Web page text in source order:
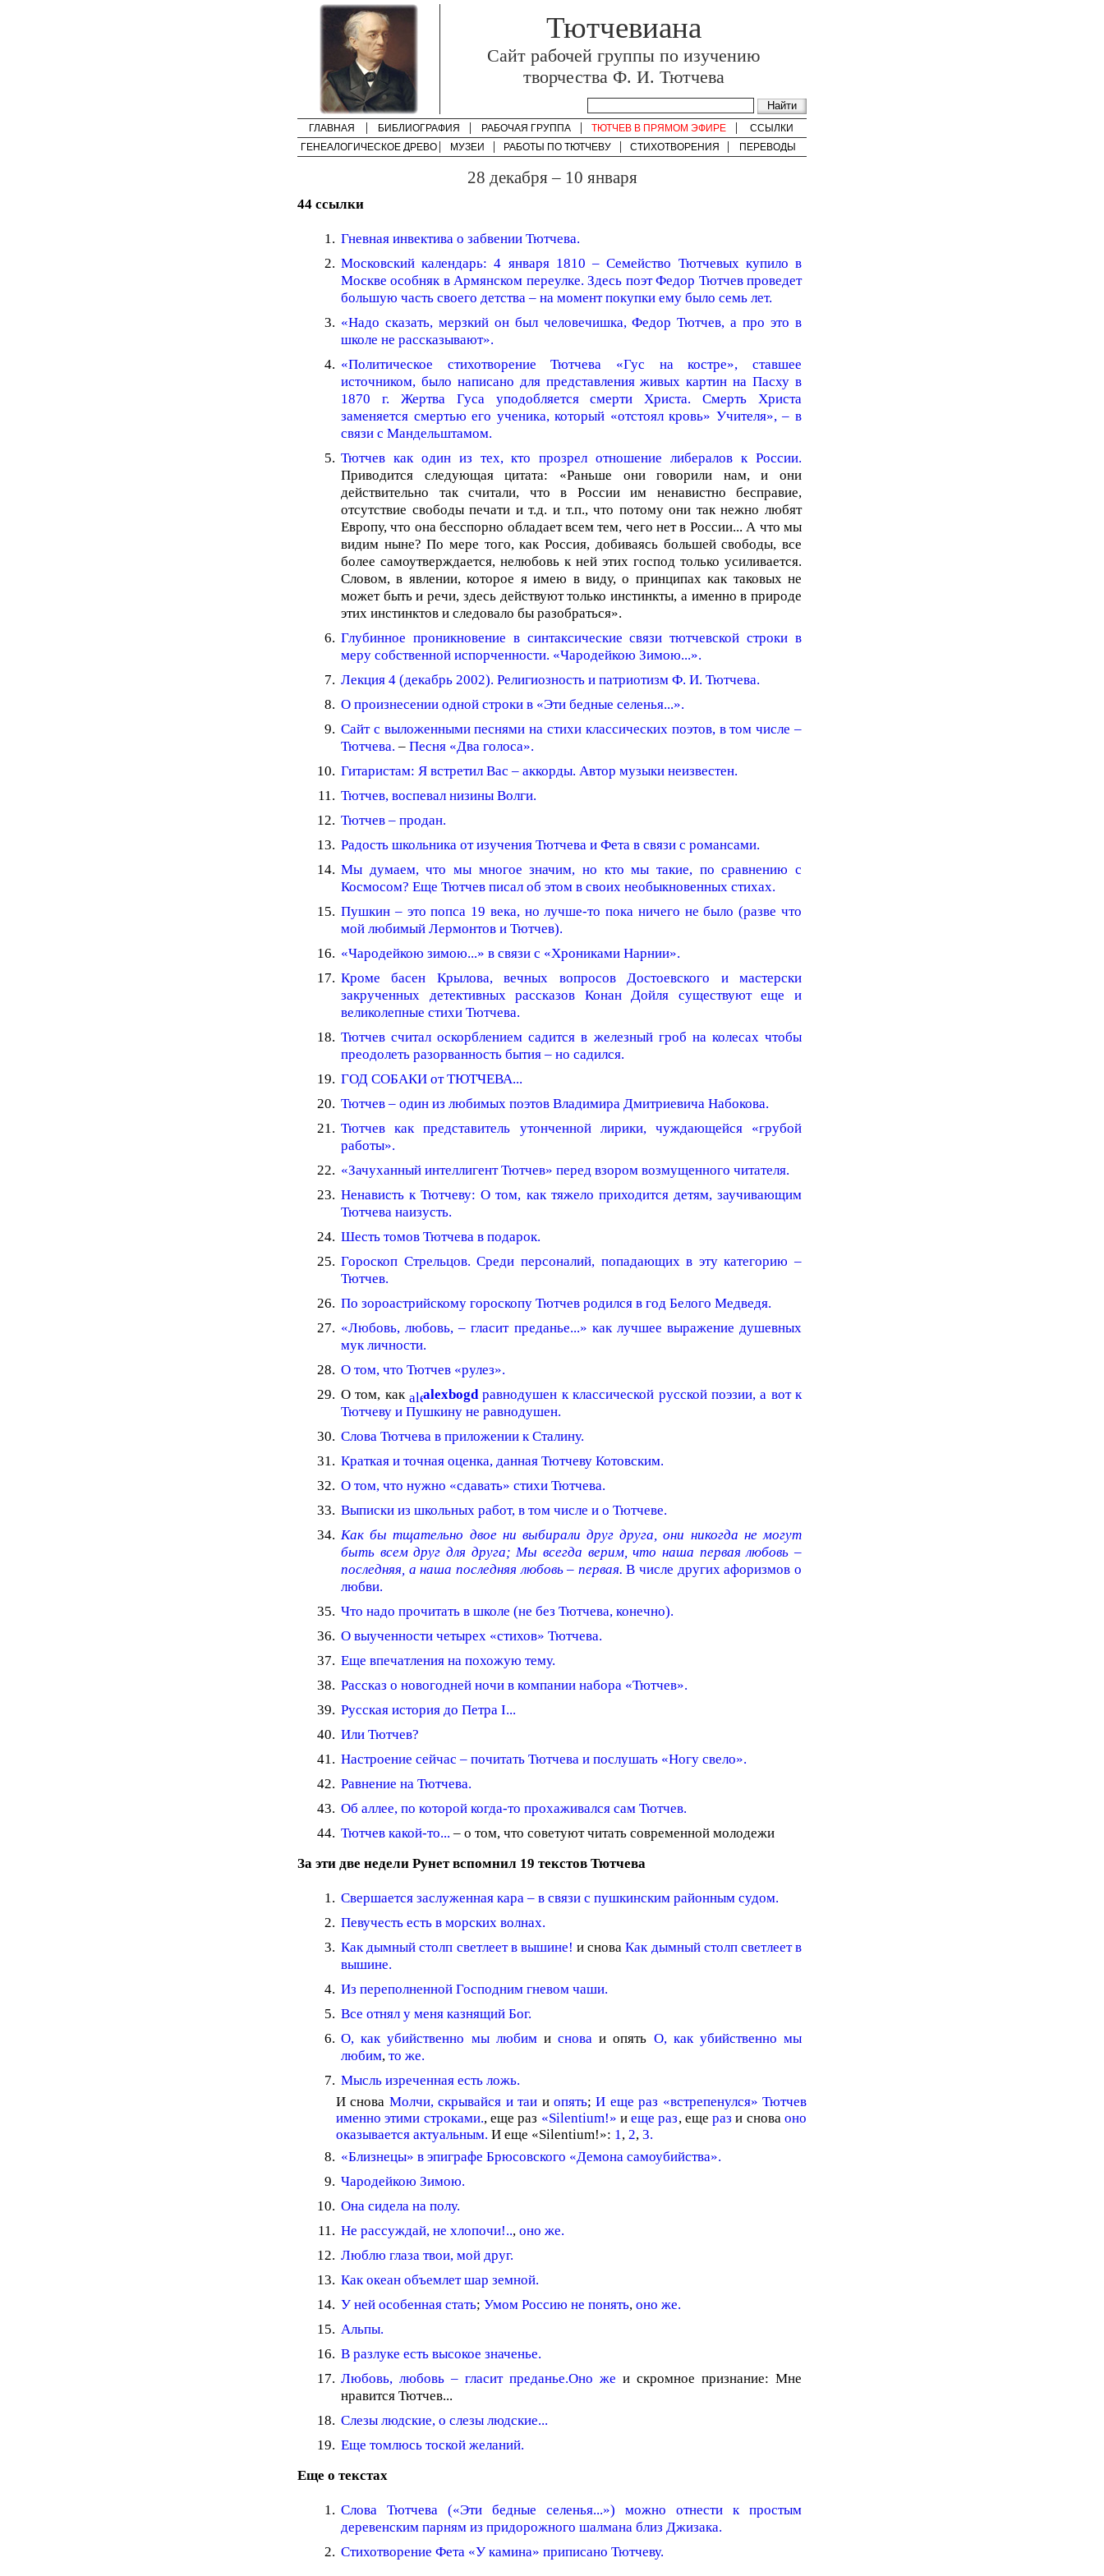
Тютчевиана
Cайт рабочей группы по изучению
творчества Ф. И. Тютчева
ГЛАВНАЯ БИБЛИОГРАФИЯ РАБОЧАЯ ГРУППА ТЮТЧЕВ В ПРЯМОМ ЭФИРЕ
ССЫЛКИ
ГЕНЕАЛОГИЧЕСКОЕ ДРЕВО
МУЗЕИ РАБОТЫ ПО ТЮТЧЕВУ СТИХОТВОРЕНИЯ ПЕРЕВОДЫ
28 декабря – 10 января
44 ссылки
Гневная инвектива о забвении Тютчева.
Московский календарь: 4 января 1810 – Семейство Тютчевых купило в
Москве особняк в Армянском переулке. Здесь поэт Федор Тютчев проведет
большую часть своего детства – на момент покупки ему было семь лет.
«Надо сказать, мерзкий он был человечишка, Федор Тютчев, а про это в
школе не рассказывают».
«Политическое стихотворение Тютчева «Гус на костре», ставшее
источником, было написано для представления живых картин на Пасху в
1870 г. Жертва Гуса уподобляется смерти Христа. Смерть Христа
заменяется смертью его ученика, который «отстоял кровь» Учителя», – в
связи с Мандельштамом.
Тютчев как один из тех, кто прозрел отношение либералов к России.
Приводится следующая цитата: «Раньше они говорили нам, и они
действительно так считали, что в России им ненавистно бесправие,
отсутствие свободы печати и т.д. и т.п., что потому они так нежно любят
Европу, что она бесспорно обладает всем тем, чего нет в России... А что мы
видим ныне? По мере того, как Россия, добиваясь большей свободы, все
более самоутверждается, нелюбовь к ней этих господ только усиливается.
Словом, в явлении, которое я имею в виду, о принципах как таковых не
может быть и речи, здесь действуют только инстинкты, а именно в природе
этих инстинктов и следовало бы разобраться».
Глубинное проникновение в синтаксические связи тютчевской строки в
меру собственной испорченности. «Чародейкою Зимою...».
Лекция 4 (декабрь 2002). Религиозность и патриотизм Ф. И. Тютчева.
О произнесении одной строки в «Эти бедные селенья...».
Сайт с выложенными песнями на стихи классических поэтов, в том числе –
Тютчева. – Песня «Два голоса».
Гитаристам: Я встретил Вас – аккорды. Автор музыки неизвестен.
Тютчев, воспевал низины Волги.
Тютчев – продан.
Радость школьника от изучения Тютчева и Фета в связи с романсами.
Мы думаем, что мы многое значим, но кто мы такие, по сравнению с
Космосом? Еще Тютчев писал об этом в своих необыкновенных стихах.
Пушкин – это попса 19 века, но лучше-то пока ничего не было (разве что
мой любимый Лермонтов и Тютчев).
«Чародейкою зимою...» в связи с «Хрониками Нарнии».
Кроме басен Крылова, вечных вопросов Достоевского и мастерски
закрученных детективных рассказов Конан Дойля существуют еще и
великолепные стихи Тютчева.
Тютчев считал оскорблением садится в железный гроб на колесах чтобы
преодолеть разорванность бытия – но садился.
ГОД СОБАКИ от ТЮТЧЕВА...
Тютчев – один из любимых поэтов Владимира Дмитриевича Набокова.
Тютчев как представитель утонченной лирики, чуждающейся «грубой
работы».
«Зачуханный интеллигент Тютчев» перед взором возмущенного читателя.
Ненависть к Тютчеву: О том, как тяжело приходится детям, заучивающим
Тютчева наизусть.
Шесть томов Тютчева в подарок.
Гороскоп Стрельцов. Среди персоналий, попадающих в эту категорию –
Тютчев.
По зороастрийскому гороскопу Тютчев родился в год Белого Медведя.
«Любовь, любовь, – гласит преданье...» как лучшее выражение душевных
мук личности.
О том, что Тютчев «рулез».
О том, как
alexbogd равнодушен к классической русской поэзии, а вот к
Тютчеву и Пушкину не равнодушен.
Слова Тютчева в приложении к Сталину.
Краткая и точная оценка, данная Тютчеву Котовским.
О том, что нужно «сдавать» стихи Тютчева.
Выписки из школьных работ, в том числе и о Тютчеве.
Как бы тщательно двое ни выбирали друг друга, они никогда не могут
быть всем друг для друга; Мы всегда верим, что наша первая любовь –
последняя, а наша последняя любовь – первая. В числе других афоризмов о
любви.
Что надо прочитать в школе (не без Тютчева, конечно).
О выученности четырех «стихов» Тютчева.
Еще впечатления на похожую тему.
Рассказ о новогодней ночи в компании набора «Тютчев».
Русская история до Петра I...
Или Тютчев?
Настроение сейчас – почитать Тютчева и послушать «Ногу свело».
Равнение на Тютчева.
Об аллее, по которой когда-то прохаживался сам Тютчев.
Тютчев какой-то... – о том, что советуют читать современной молодежи
За эти две недели Рунет вспомнил 19 текстов Тютчева
Свершается заслуженная кара – в связи с пушкинским районным судом.
Певучесть есть в морских волнах.
Как дымный столп светлеет в вышине! и сноваКак дымный столп светлеет в
вышине.
Из переполненной Господним гневом чаши.
Все отнял у меня казнящий Бог.
О, как убийственно мы любимиснова и опять О, как убийственно мы
любим, то же.
Мысль изреченная есть ложь.
И снова Молчи, скрывайся и таи и опять;И еще раз «встрепенулся» Тютчев
именно этими строками., еще раз «Silentium!» иеще раз, ещераз и сноваоно
оказывается актуальным. И еще «Silentium!»: 1, 2, 3.
«Близнецы» в эпиграфе Брюсовского «Демона самоубийства».
Чародейкою Зимою.
Она сидела на полу.
Не рассуждай, не хлопочи!.., оно же.
Люблю глаза твои, мой друг.
Как океан объемлет шар земной.
У ней особенная стать; Умом Россию не понять, оно же.
Альпы.
В разлуке есть высокое значенье.
Любовь, любовь – гласит преданье.Оно же и скромное признание: Мне
нравится Тютчев...
Слезы людские, о слезы людские...
Еще томлюсь тоской желаний.
Еще о текстах
Слова Тютчева («Эти бедные селенья...») можно отнести к простым
деревенским парням из придорожного шалмана близ Джизака.
Стихотворение Фета «У камина» приписано Тютчеву.